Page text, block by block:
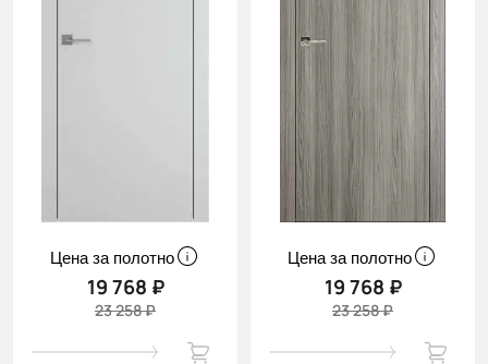
Цена за полотно
19 768 ₽
23 258 ₽
Цена за полотно
19 768 ₽
23 258 ₽